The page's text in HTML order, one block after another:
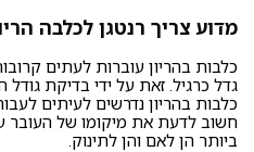
מדוע צריך רנטגן לכלבה
כלבות בהריון עוברות לעתים
גדל כרגיל. זאת על ידי בדיקת גודל
כלבות בהריון נדרשים לעיתים
חשוב לדעת את מיקומו של העובר
ביותר הן לאם והן לתינוק.